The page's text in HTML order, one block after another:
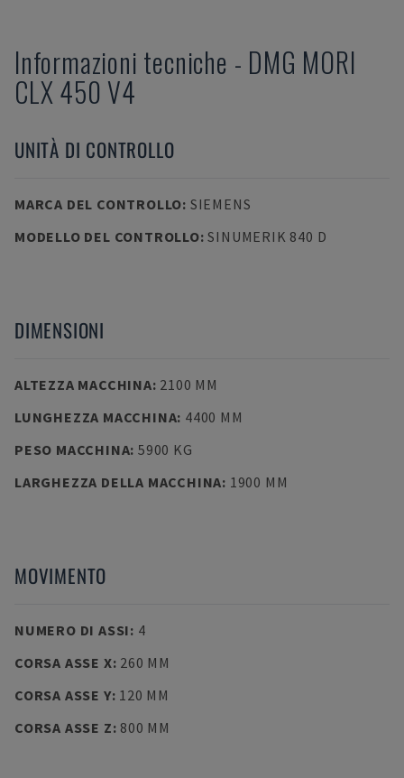
Informazioni tecniche - DMG MORI
CLX 450 V4
UNITÀ DI CONTROLLO
MARCA DEL CONTROLLO: SIEMENS
MODELLO DEL CONTROLLO:SINUMERIK 840 D
DIMENSIONI
ALTEZZA MACCHINA: 2100 MM
LUNGHEZZA MACCHINA: 4400 MM
PESO MACCHINA: 5900 KG
LARGHEZZA DELLA MACCHINA: 1900 MM
MOVIMENTO
NUMERO DI ASSI: 4
CORSA ASSE X: 260 MM
CORSA ASSE Y: 120 MM
CORSA ASSE Z: 800 MM